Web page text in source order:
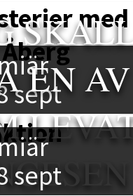
med
sept
EN AV
sept